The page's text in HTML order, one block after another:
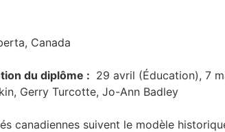
Canada
du diplôme : 29 avril (Éducation), 7
Gerry Turcotte, Jo-Ann Badley
canadiennes suivent le modèle